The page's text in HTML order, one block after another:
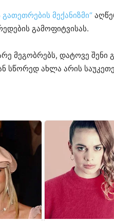
მექანიზმი“
გამოფიტვისას.
მეგობრებს, დატოვე
სწორედ ახლა არის